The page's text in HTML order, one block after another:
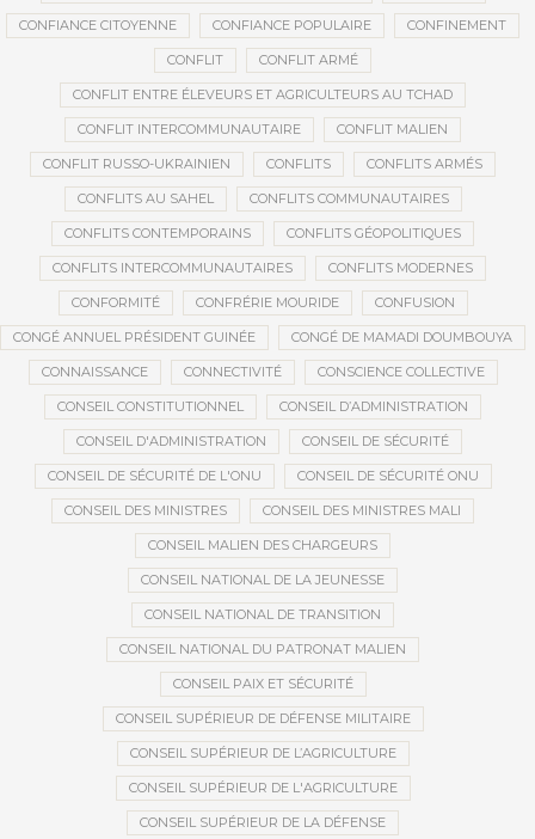
CONFIANCE CITOYENNE CONFIANCE POPULAIRE CONFINEMENT
CONFLIT CONFLIT ARMÉ
CONFLIT ENTRE ÉLEVEURS ET AGRICULTEURS AU TCHAD
CONFLIT INTERCOMMUNAUTAIRE CONFLIT MALIEN
CONFLIT RUSSO-UKRAINIEN CONFLITS CONFLITS ARMÉS
CONFLITS AU SAHEL CONFLITS COMMUNAUTAIRES
CONFLITS CONTEMPORAINS CONFLITS GÉOPOLITIQUES
CONFLITS INTERCOMMUNAUTAIRES CONFLITS MODERNES
CONFORMITÉ CONFRÉRIE MOURIDE CONFUSION
CONGÉ ANNUEL PRÉSIDENT GUINÉE CONGÉ DE MAMADI DOUMBOUYA
CONNAISSANCE CONNECTIVITÉ CONSCIENCE COLLECTIVE
CONSEIL CONSTITUTIONNEL CONSEIL D’ADMINISTRATION
CONSEIL D'ADMINISTRATION CONSEIL DE SÉCURITÉ
CONSEIL DE SÉCURITÉ DE L'ONU CONSEIL DE SÉCURITÉ ONU
CONSEIL DES MINISTRES CONSEIL DES MINISTRES MALI
CONSEIL MALIEN DES CHARGEURS
CONSEIL NATIONAL DE LA JEUNESSE
CONSEIL NATIONAL DE TRANSITION
CONSEIL NATIONAL DU PATRONAT MALIEN
CONSEIL PAIX ET SÉCURITÉ
CONSEIL SUPÉRIEUR DE DÉFENSE MILITAIRE
CONSEIL SUPÉRIEUR DE L’AGRICULTURE
CONSEIL SUPÉRIEUR DE L'AGRICULTURE
CONSEIL SUPÉRIEUR DE LA DÉFENSE